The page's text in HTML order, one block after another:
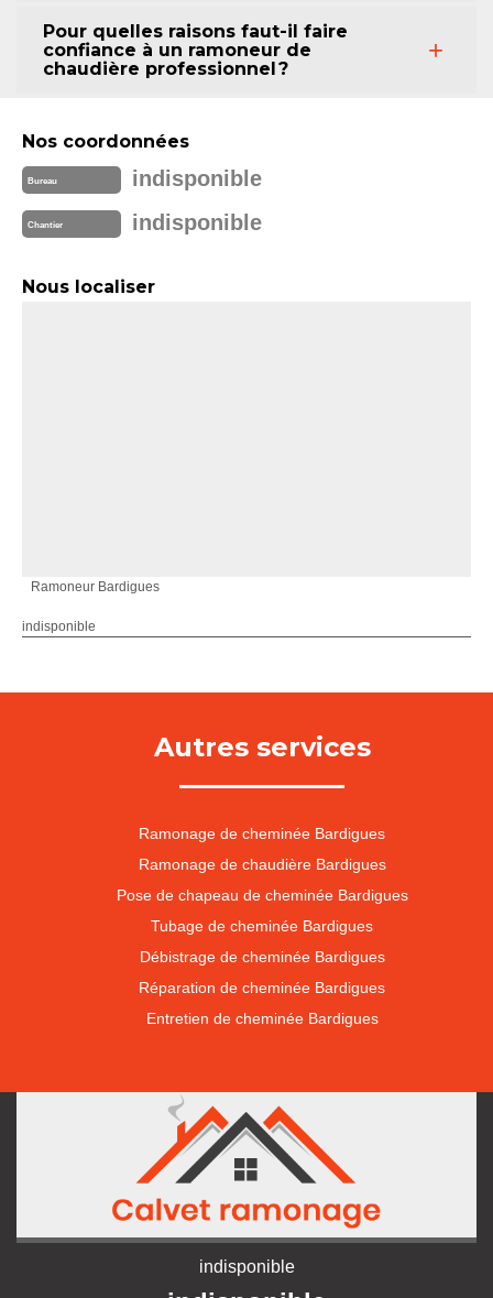
Pour quelles raisons faut-il faire
confiance à un ramoneur de
chaudière professionnel ?
Nos coordonnées
Bureau indisponible
Chantier indisponible
Nous localiser
Ramoneur Bardigues
indisponible
Autres services
Ramonage de cheminée Bardigues
Ramonage de chaudière Bardigues
Pose de chapeau de cheminée Bardigues
Tubage de cheminée Bardigues
Débistrage de cheminée Bardigues
Réparation de cheminée Bardigues
Entretien de cheminée Bardigues
indisponible